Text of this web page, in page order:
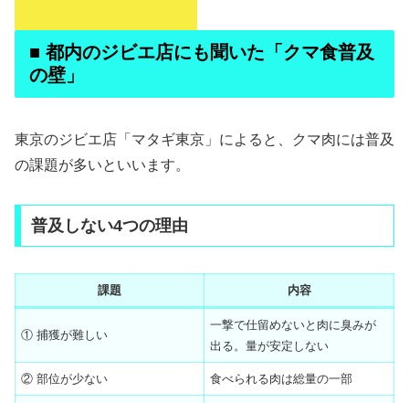
■ 都内のジビエ店にも聞いた「クマ食普及
の壁」
東京のジビエ店「マタギ東京」によると、クマ肉には普及
の課題が多いといいます。
普及しない4つの理由
課題 内容
① 捕獲が難しい
一撃で仕留めないと肉に臭みが
出る。量が安定しない
② 部位が少ない 食べられる肉は総量の一部